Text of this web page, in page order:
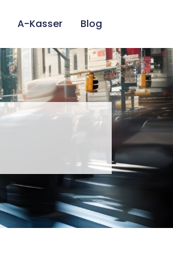
A-Kasser Blog